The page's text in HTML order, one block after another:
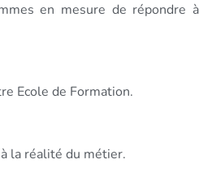
en mesure de répondre
Ecole de Formation.
la réalité du métier.